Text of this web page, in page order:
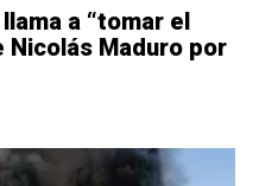
a “tomar el
Nicolás Maduro por